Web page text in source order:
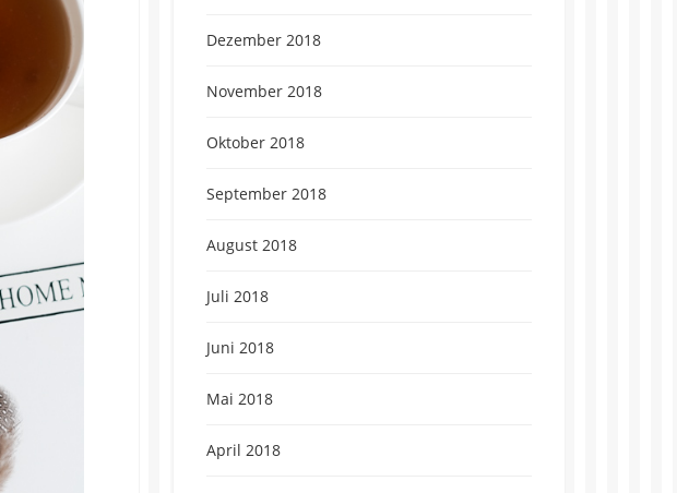
Dezember 2018
November 2018
Oktober 2018
September 2018
August 2018
Juli 2018
Juni 2018
Mai 2018
April 2018